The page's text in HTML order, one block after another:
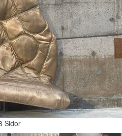
Sidor